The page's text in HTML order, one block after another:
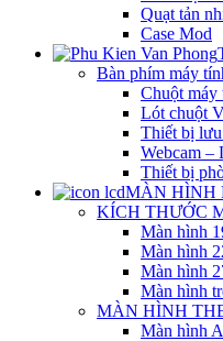
Quạt tản
Case Mod
Bàn phím máy
Chuột máy
Lót chuột
Thiết bị
Webcam –
Thiết bị
MÀN HÌNH
KÍCH THƯỚC
Màn hình
Màn hình
Màn hình
Màn hình
MÀN HÌNH
Màn hình